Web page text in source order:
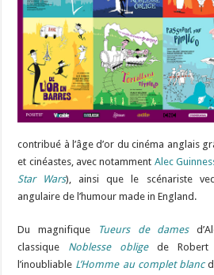
contribué à l’âge d’or du cinéma anglais
et cinéastes, avec notamment Alec
Star Wars), ainsi que le scénariste
angulaire de l’humour made in England.
Du magnifique Tueurs de dames
classique Noblesse obligede Robert
l’inoubliable L’Homme au complet blanc